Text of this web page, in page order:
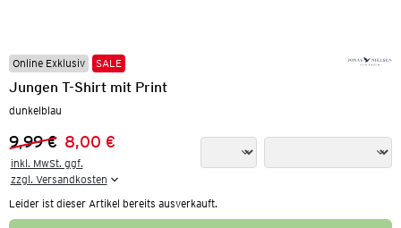
Online Exklusiv SALE
Jungen T-Shirt mit Print
dunkelblau
Vorheriger Preis:
9,99 €
Neuer Preis:
8,00 €
inkl. MwSt. ggf.
zzgl. Versandkosten
Leider ist dieser Artikel bereits ausverkauft.